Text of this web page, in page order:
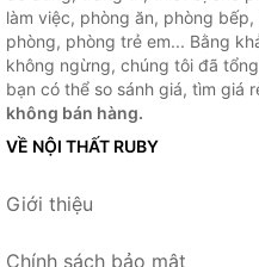
làm việc, phòng ăn, phòng
phòng, phòng trẻ em... Bằng
không ngừng, chúng tôi đã
bạn có thể so sánh giá, tìm giá
không bán hàng.
VỀ NỘI THẤT RUBY
Giới thiệu
Chính sách bảo mật